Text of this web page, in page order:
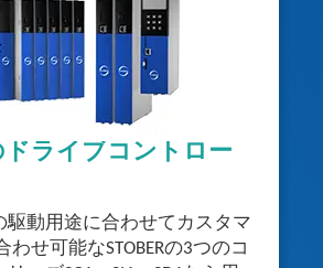
ドライブコントロー
駆動用途に合わせてカスタマ
わせ可能なSTOBERの3つのコ